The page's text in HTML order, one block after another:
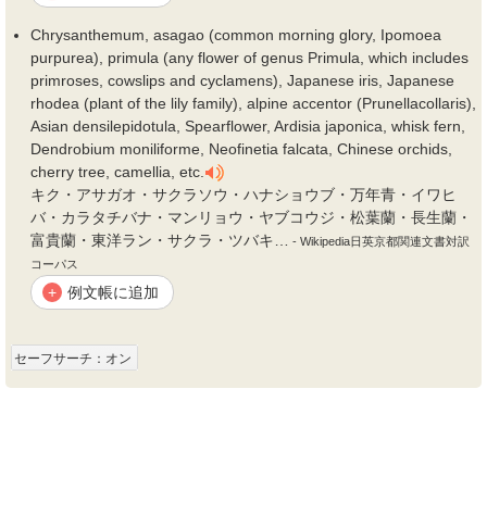
Chrysanthemum, asagao (common morning glory, Ipomoea
purpurea), primula (any flower of genus Primula, which includes
primroses, cowslips and cyclamens), Japanese iris, Japanese
rhodea (plant of the lily family), alpine accentor (Prunellacollaris),
Asian densilepidotula, Spearflower, Ardisia japonica, whisk fern,
Dendrobium moniliforme, Neofinetia falcata, Chinese orchids,
cherry tree, camellia, etc.
キク・アサガオ・サクラソウ・ハナショウブ・万年青・イワヒ
バ・カラタチバナ・マンリョウ・ヤブコウジ・松葉蘭・長生蘭・
富貴蘭・東洋ラン・サクラ・ツバキ…
- Wikipedia日英京都関連文書対訳
コーパス
+ 例文帳に追加
セーフサーチ：オン